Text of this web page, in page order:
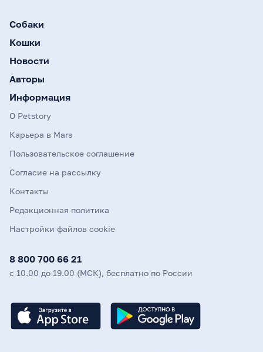
Собаки
Кошки
Новости
Авторы
Информация
О Petstory
Карьера в Mars
Пользовательское соглашение
Согласие на рассылку
Контакты
Редакционная политика
Настройки файлов cookie
8 800 700 66 21
с 10.00 до 19.00 (МСК), бесплатно по России